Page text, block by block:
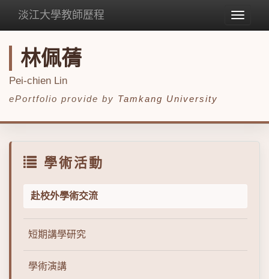
Toggle
淡江大學教師歷程
林佩蒨
Pei-chien Lin
ePortfolio provide by Tamkang University
學術活動
赴校外學術交流
短期講學研究
學術演講